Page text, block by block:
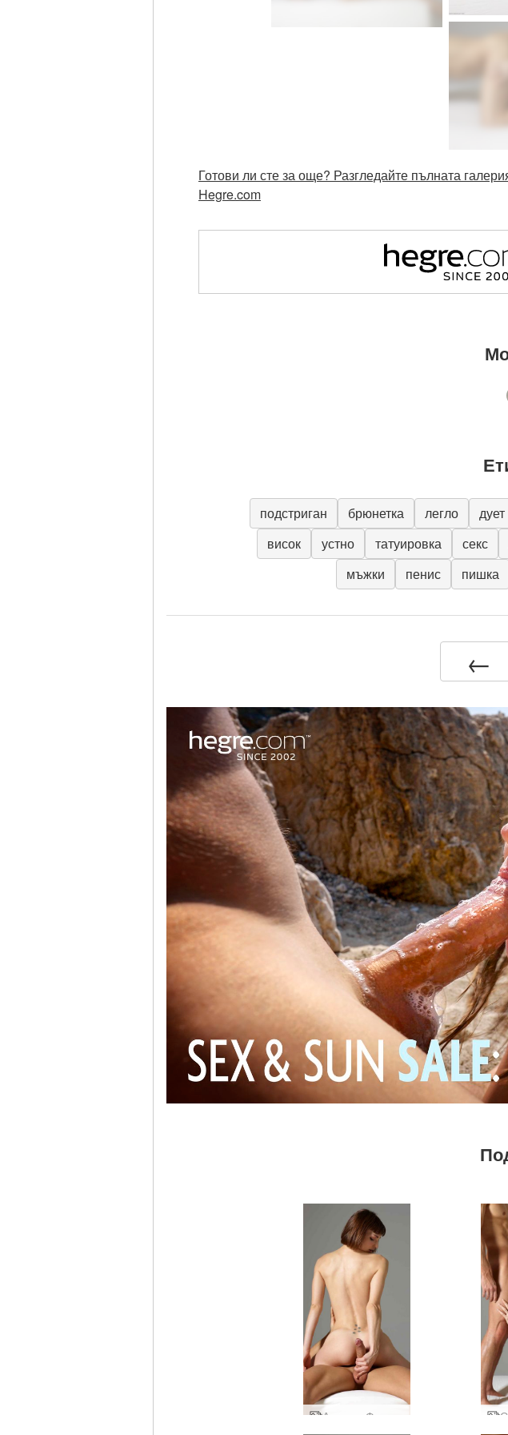
Готови ли сте за още? Разгледайте пълната
Hegre.com
подстриган брюнетка легло дует
висок
устно татуировка секс
мъжки
пенис пишка
←